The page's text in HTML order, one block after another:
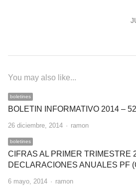
You may also like...
boletines
BOLETIN INFORMATIVO 2014 – 52
26 diciembre, 2014 Author
ramon
boletines
CIFRAS AL PRIMER TRIMESTRE
DECLARACIONES ANUALES PF
6 mayo, 2014 Author
ramon